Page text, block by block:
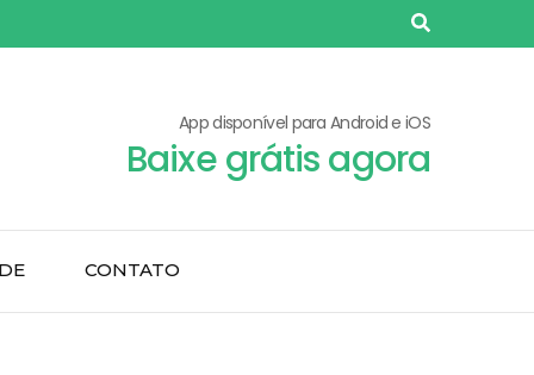
App disponível para Android e iOS
Baixe grátis agora
CONTATO